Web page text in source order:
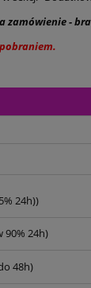
zamówienie -
24h))
24h)
48h)